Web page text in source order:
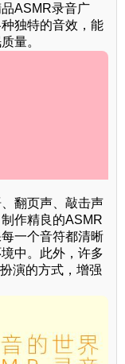
ASMR录音广
独特的音效，能
量。
翻页声、敲击声
作精良的ASMR
一个音符都清晰
中。此外，许多
演的方式，增强